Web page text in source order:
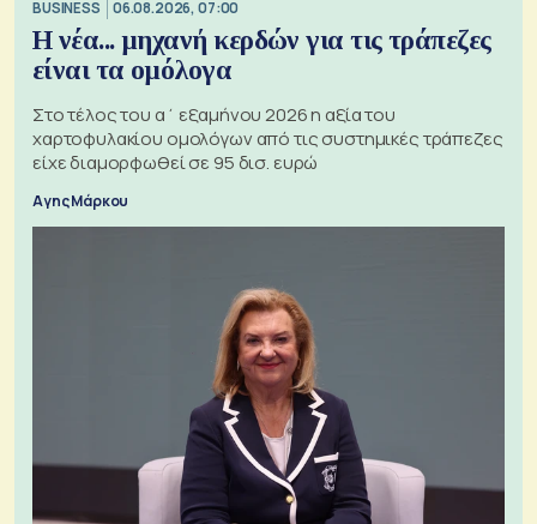
BUSINESS 06.08.2026, 07:00
Η νέα... μηχανή κερδών για τις τράπεζες
είναι τα ομόλογα
Στο τέλος του α΄ εξαμήνου 2026 η αξία του
χαρτοφυλακίου ομολόγων από τις συστημικές τράπεζες
είχε διαμορφωθεί σε 95 δισ. ευρώ
Αγης Μάρκου